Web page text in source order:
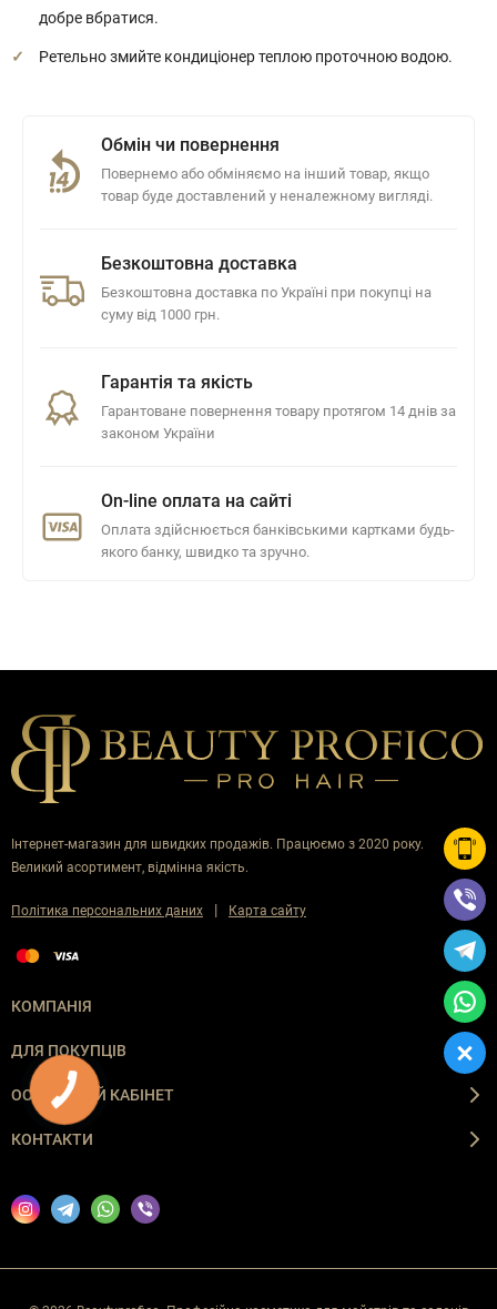
добре вбратися.
Ретельно змийте кондиціонер теплою проточною водою.
Обмін чи повернення
Повернемо або обміняємо на інший товар, якщо
товар буде доставлений у неналежному вигляді.
Безкоштовна доставка
Безкоштовна доставка по Україні при покупці на
суму від 1000 грн.
Гарантія та якість
Гарантоване повернення товару протягом 14 днів за
законом України
On-line оплата на сайті
Оплата здійснюється банківськими картками будь-
якого банку, швидко та зручно.
Інтернет-магазин для швидких продажів. Працюємо з 2020 року.
Великий асортимент, відмінна якість.
Політика персональних даних | Карта сайту
КОМПАНІЯ
ДЛЯ ПОКУПЦІВ
ОСОБИСТИЙ КАБІНЕТ
КОНТАКТИ